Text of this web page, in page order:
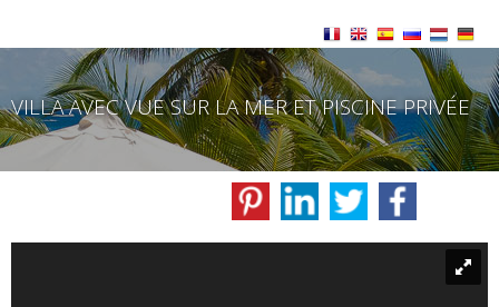
VILLA AVEC VUE SUR LA MER ET PISCINE PRIVÉE